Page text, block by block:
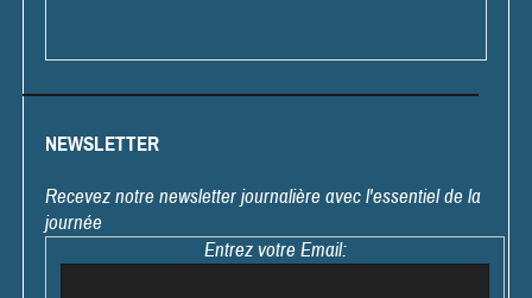
NEWSLETTER
Recevez notre newsletter journalière avec l'essentiel de la
journée
Entrez votre Email: